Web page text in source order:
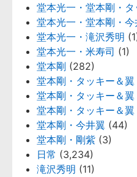
堂本光一・堂本剛・
堂本光一・堂本剛・今
堂本光一・滝沢秀明
堂本光一・米寿司 (1)
堂本剛 (282)
堂本剛・タッキー＆翼
堂本剛・タッキー＆
堂本剛・タッキー＆翼
堂本剛・今井翼 (44)
堂本剛・剛紫 (3)
日常 (3,234)
滝沢秀明 (11)